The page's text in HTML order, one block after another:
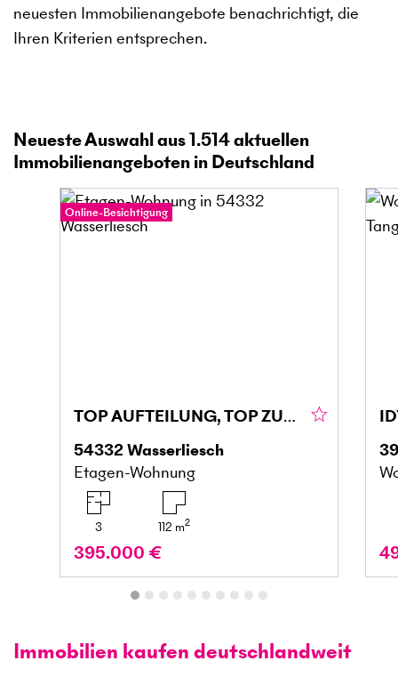
neuesten Immobilienangebote benachrichtigt, die
Ihren Kriterien entsprechen.
Neueste Auswahl aus1.514aktuellen
Immobilienangeboten in Deutschland
Online-Besichtigung
TOP AUFTEILUNG, TOP ZUSTAND, FAMIELIENFREUNDLICH
54332Wasserliesch
Etagen-Wohnung
3 112 m2
395.000 €
Immobilien kaufen deutschlandweit